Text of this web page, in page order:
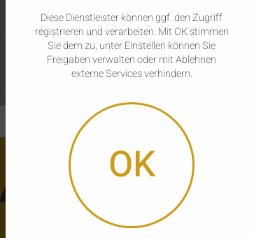
500,- € Versandkostenfrei
€ Versandkostenfrei
Diese Dienstleister können ggf. den Zugriff
registrieren und verarbeiten. Mit OK stimmen
Sie dem zu, unter Einstellen können Sie
Freigaben verwalten oder mit Ablehnen
externe Services verhindern.
OK